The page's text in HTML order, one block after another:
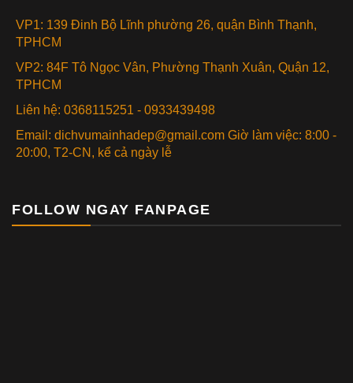
VP1: 139 Đinh Bộ Lĩnh phường 26, quận Bình Thạnh,
TPHCM
VP2: 84F Tô Ngọc Vân, Phường Thạnh Xuân, Quận 12,
TPHCM
Liên hệ: 0368115251 - 0933439498
Email: dichvumainhadep@gmail.com Giờ làm việc: 8:00 -
20:00, T2-CN, kể cả ngày lễ
FOLLOW NGAY FANPAGE